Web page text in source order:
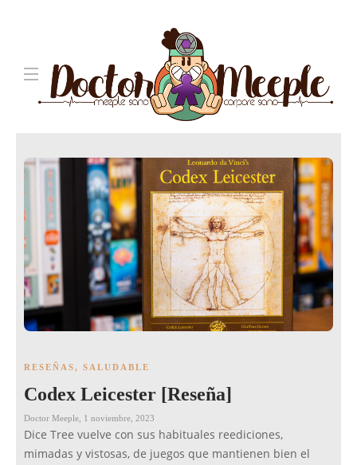
RESEÑAS, SALUDABLE
Codex Leicester [Reseña]
Doctor Meeple 1 noviembre, 2023
Dice Tree vuelve con sus habituales reediciones,
mimadas y vistosas, de juegos que mantienen bien el